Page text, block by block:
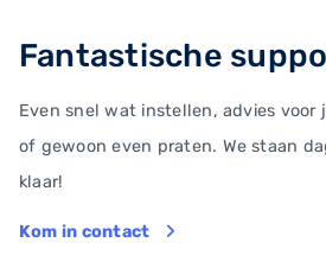
Fantastische
Even snel wat instellen, advies voor
of gewoon even praten. We staan
klaar!
Kom in contact